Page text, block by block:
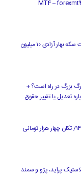
قیمت جدید طلا و سکه ۱۲ مهرماه ۱۴۰۴/ قیمت سکه بهار آزادی ۱۰ میلیون
بزرگ در راه است؟ +
تعدیل یا تغییر حقوق
قیمت جدید دلار، یورو و سایر ارزها ۱۲ مهر ۱۴۰۴/ تکان چهار هزار تومانی
پراید، پژو و سمند